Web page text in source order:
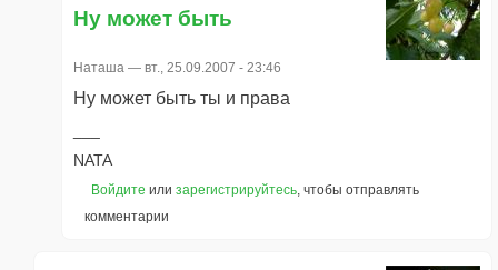
Ну может быть
Наташа — вт., 25.09.2007 - 23:46
Ну может быть ты и права
NATA
Войдите или зарегистрируйтесь, чтобы отправлять
комментарии